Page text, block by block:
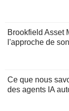
Brookfield Asset
l'approche de
Ce que nous
des agents IA